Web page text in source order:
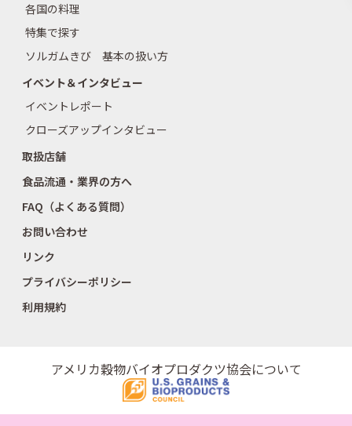
各国の料理
特集で探す
ソルガムきび 基本の扱い方
イベント＆インタビュー
イベントレポート
クローズアップインタビュー
取扱店舗
食品流通・業界の方へ
FAQ（よくある質問）
お問い合わせ
リンク
プライバシーポリシー
利用規約
アメリカ穀物バイオプロダクツ協会について